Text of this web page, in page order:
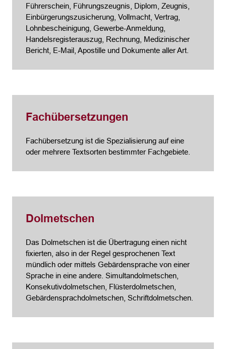
Führerschein, Führungszeugnis, Diplom, Zeugnis,
Einbürgerungszusicherung, Vollmacht, Vertrag,
Lohnbescheinigung, Gewerbe-Anmeldung,
Handelsregisterauszug, Rechnung, Medizinischer
Bericht, E-Mail, Apostille und Dokumente aller Art.
Fachübersetzungen
Fachübersetzung ist die Spezialisierung auf eine
oder mehrere Textsorten bestimmter Fachgebiete.
Dolmetschen
Das Dolmetschen ist die Übertragung einen nicht
fixierten, also in der Regel gesprochenen Text
mündlich oder mittels Gebärdensprache von einer
Sprache in eine andere. Simultandolmetschen,
Konsekutivdolmetschen, Flüsterdolmetschen,
Gebärdensprachdolmetschen, Schriftdolmetschen.